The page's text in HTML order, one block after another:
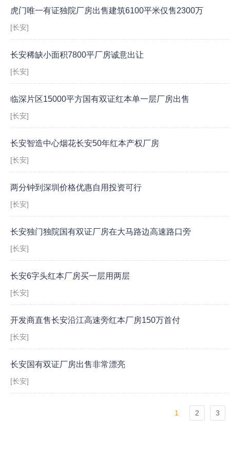
虎门唯一有证独院厂房出售建筑6100平米仅售2300万
[长安]
长安稀缺小面积7800平厂房诚意出让
[长安]
临深片区15000平方国有双证红本单一层厂房出售
[长安]
长安智造中心烟花长安50年红本产权厂房
[长安]
两分钟到深圳价格优惠自用投资可行
[长安]
长安独门独院国有双证厂房在大马路边高速路口旁
[长安]
长安6字头红本厂房买一层用两层
[长安]
开发商直售长安沿江高速旁红本厂房150万首付
[长安]
长安国有双证厂房出售非常漂亮
[长安]
1 2 3